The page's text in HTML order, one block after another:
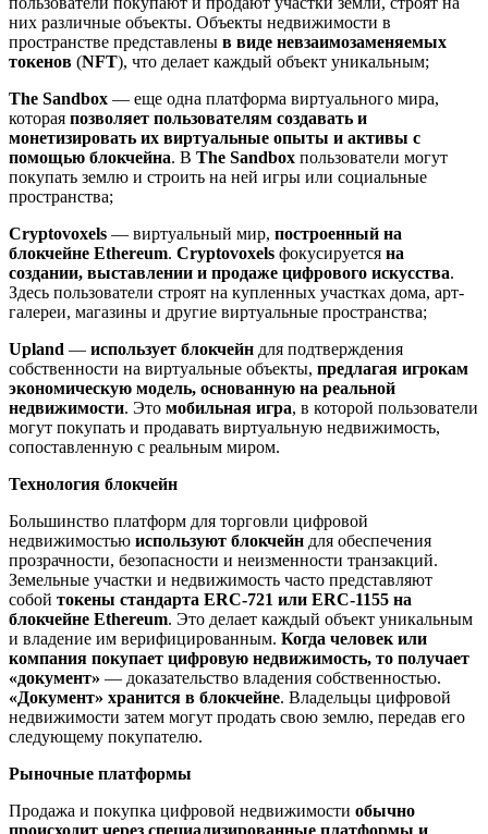
них различные объекты. Объекты недвижимости в
пространстве представлены в виде невзаимозаменяемых
токенов (NFT), что делает каждый объект уникальным;
The Sandbox — еще одна платформа виртуального мира,
которая позволяет пользователям создавать и
монетизировать их виртуальные опыты и активы с
помощью блокчейна. В The Sandbox пользователи могут
покупать землю и строить на ней игры или социальные
пространства;
Cryptovoxels — виртуальный мир, построенный на
блокчейне Ethereum. Cryptovoxels фокусируется на
создании, выставлении и продаже цифрового искусства.
Здесь пользователи строят на купленных участках дома, арт-
галереи, магазины и другие виртуальные пространства;
Upland — использует блокчейн для подтверждения
собственности на виртуальные объекты, предлагая игрокам
экономическую модель, основанную на реальной
недвижимости. Это мобильная игра, в которой пользователи
могут покупать и продавать виртуальную недвижимость,
сопоставленную с реальным миром.
Технология блокчейн
Большинство платформ для торговли цифровой
недвижимостью используют блокчейн для обеспечения
прозрачности, безопасности и неизменности транзакций.
Земельные участки и недвижимость часто представляют
собой токены стандарта ERC-721 или ERC-1155 на
блокчейне Ethereum. Это делает каждый объект уникальным
и владение им верифицированным. Когда человек или
компания покупает цифровую недвижимость, то получает
«документ» — доказательство владения собственностью.
«Документ» хранится в блокчейне. Владельцы цифровой
недвижимости затем могут продать свою землю, передав его
следующему покупателю.
Рыночные платформы
Продажа и покупка цифровой недвижимости обычно
происходит через специализированные платформы и